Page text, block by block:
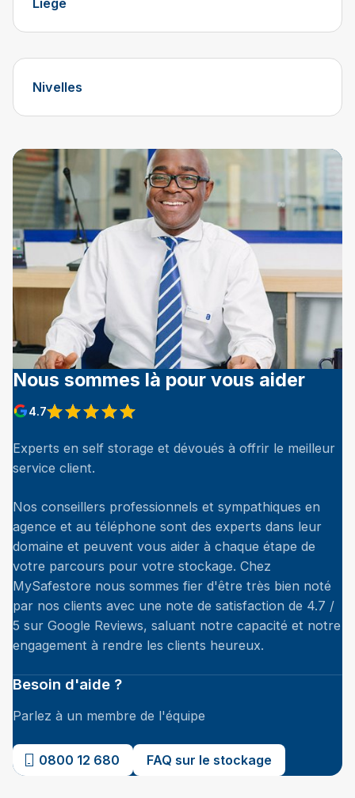
Nivelles
Nous sommes là pour vous aider
4.7
Experts en self storage et dévoués à offrir le meilleur
service client.
Nos conseillers professionnels et sympathiques en
agence et au téléphone sont des experts dans leur
domaine et peuvent vous aider à chaque étape de
votre parcours pour votre stockage. Chez
MySafestore nous sommes fier d'être très bien noté
par nos clients avec une note de satisfaction de 4.7 /
5 sur Google Reviews, saluant notre capacité et notre
engagement à rendre les clients heureux.
Besoin d'aide ?
Parlez à un membre de l'équipe
0800 12 680 FAQ sur le stockage